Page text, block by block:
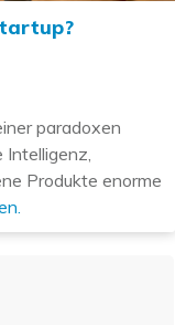
paradoxen
Intelligenz,
Produkte enorme